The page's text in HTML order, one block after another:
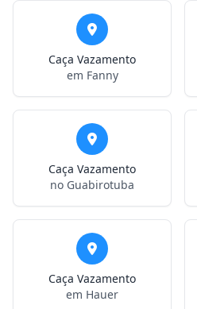
Caça Vazamento
em Fanny
Caça Vazamento
no Guabirotuba
Caça Vazamento
em Hauer